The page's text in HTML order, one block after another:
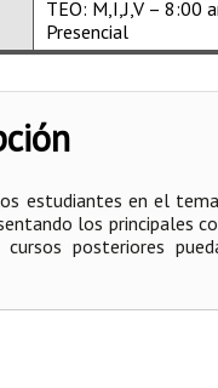
TEO: M,I,J,V – 8:00
Presencial
estudiantes en el
los principales
posteriores